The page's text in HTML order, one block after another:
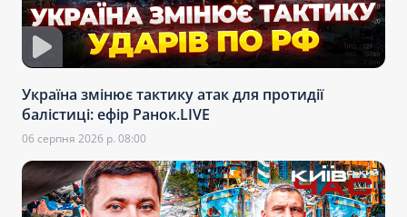
Україна змінює тактику атак для протидії
балістиці: ефір Ранок.LIVE
06 серпня 2026 р. 08:00